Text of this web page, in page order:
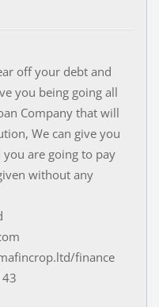
off your debt and
you being going all
Company that will
We can give you
are going to pay
without any
finance